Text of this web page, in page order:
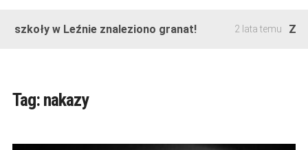
szkoły w Leźnie znaleziono granat! 2 lata temu
Tag: nakazy